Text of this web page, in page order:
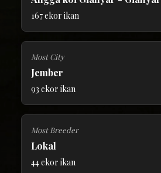
167 ekor ikan
Most City
Jember
93 ekor ikan
Most Breeder
Lokal
44 ekor ikan